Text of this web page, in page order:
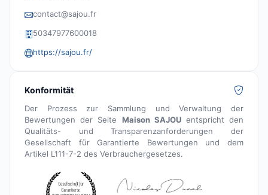
contact@sajou.fr
50347977600018
https://sajou.fr/
Konformität
Der Prozess zur Sammlung und Verwaltung der
Bewertungen der Seite Maison SAJOUentspricht den
Qualitäts- und Transparenzanforderungen der
Gesellschaft für Garantierte Bewertungen und dem
Artikel L111-7-2 des Verbrauchergesetzes.